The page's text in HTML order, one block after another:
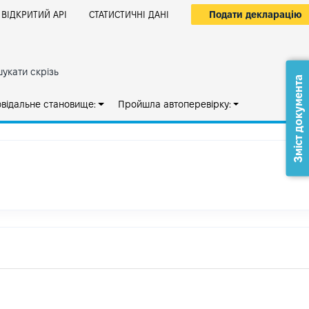
ВІДКРИТИЙ АРІ СТАТИСТИЧНІ ДАНІ Подати декларацію
скрізь
становище: Пройшла автоперевірку: Зміст документа